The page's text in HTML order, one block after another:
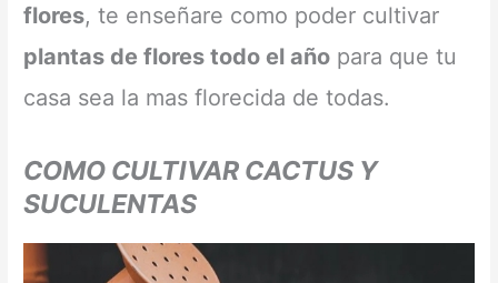
flores, te enseñare como poder cultivar
plantas de flores todo el año para que tu
casa sea la mas florecida de todas.
COMO CULTIVAR CACTUS Y
SUCULENTAS